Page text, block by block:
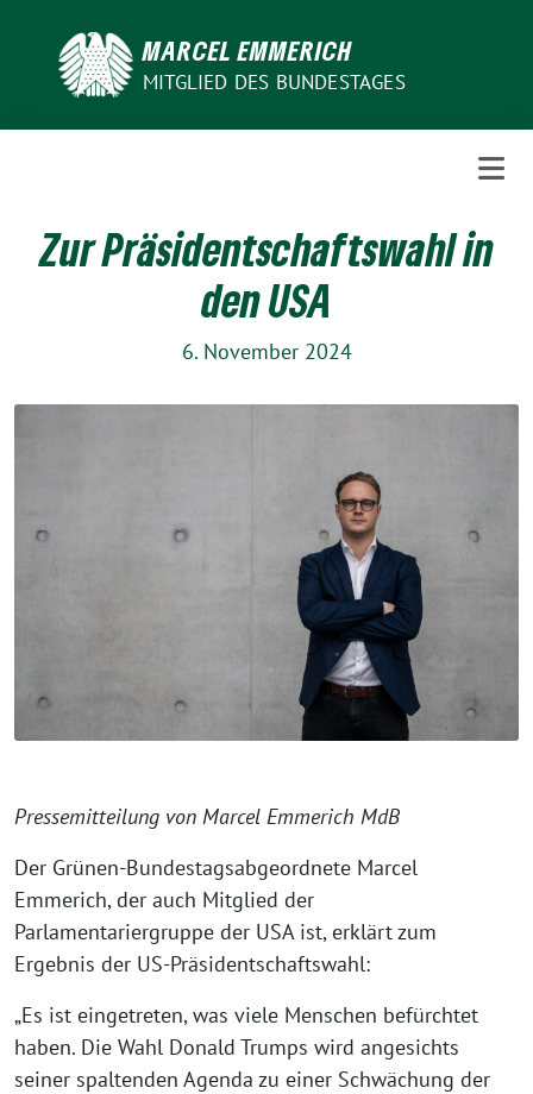
MARCEL EMMERICH
MITGLIED DES BUNDESTAGES
Zur Präsidentschaftswahl in
den USA
6. November 2024
Pressemitteilung von Marcel Emmerich MdB
Der Grünen-Bundestagsabgeordnete Marcel
Emmerich, der auch Mitglied der
Parlamentariergruppe der USA ist, erklärt zum
Ergebnis der US-Präsidentschaftswahl:
„Es ist eingetreten, was viele Menschen befürchtet
haben. Die Wahl Donald Trumps wird angesichts
seiner spaltenden Agenda zu einer Schwächung der